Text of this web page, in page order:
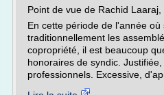
Point de vue de Rachid
En cette période de l'année où
traditionnellement les
copropriété, il est beaucoup
honoraires de syndic.
professionnels. Excessive,